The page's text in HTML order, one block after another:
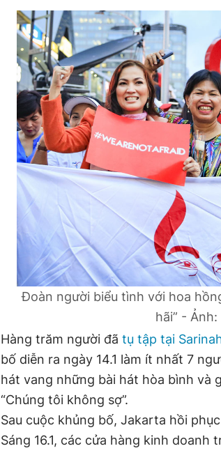
Đoàn người biểu tình với hoa
hãi” -
Hàng trăm người đã tụ tập tại
bố diễn ra ngày 14.1 làm ít nhất 7
hát vang những bài hát hòa bình và
“Chúng tôi không sợ”.
Sau cuộc khủng bố, Jakarta hồi
Sáng 16.1, các cửa hàng kinh